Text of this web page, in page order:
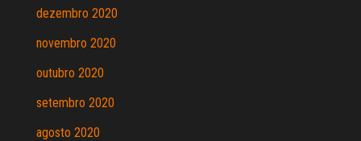
dezembro 2020
novembro 2020
outubro 2020
setembro 2020
agosto 2020